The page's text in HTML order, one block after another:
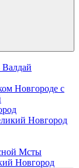
Новгороде с
Новгород
Мсты
Новгород